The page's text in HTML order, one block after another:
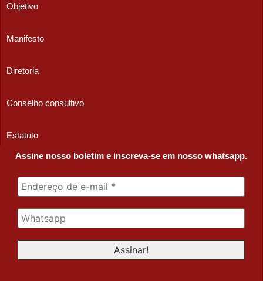
Objetivo
Manifesto
Diretoria
Conselho consultivo
Estatuto
Assine nosso boletim e inscreva-se em nosso whatsapp.